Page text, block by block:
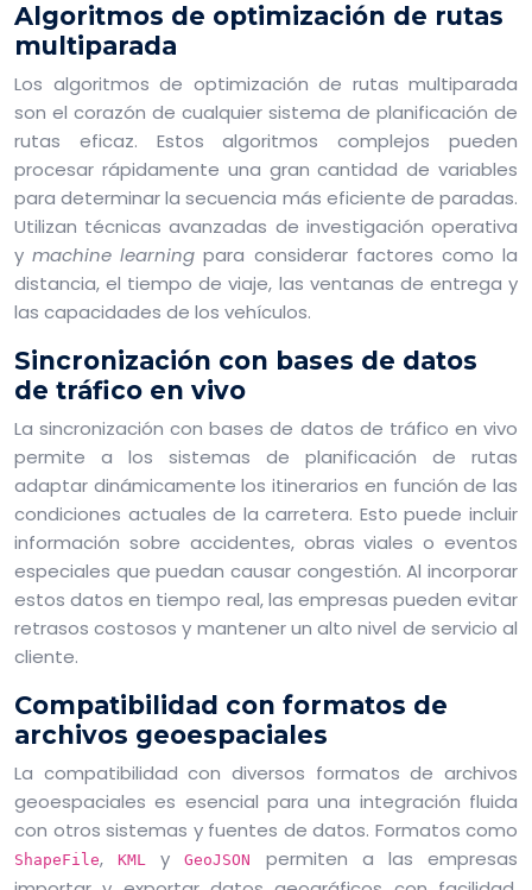
Algoritmos de optimización de rutas
multiparada
Los algoritmos de optimización de rutas multiparada
son el corazón de cualquier sistema de planificación de
rutas eficaz. Estos algoritmos complejos pueden
procesar rápidamente una gran cantidad de variables
para determinar la secuencia más eficiente de paradas.
Utilizan técnicas avanzadas de investigación operativa
ymachine learning para considerar factores como la
distancia, el tiempo de viaje, las ventanas de entrega y
las capacidades de los vehículos.
Sincronización con bases de datos
de tráfico en vivo
La sincronización con bases de datos de tráfico en vivo
permite a los sistemas de planificación de rutas
adaptar dinámicamente los itinerarios en función de las
condiciones actuales de la carretera. Esto puede incluir
información sobre accidentes, obras viales o eventos
especiales que puedan causar congestión. Al incorporar
estos datos en tiempo real, las empresas pueden evitar
retrasos costosos y mantener un alto nivel de servicio al
cliente.
Compatibilidad con formatos de
archivos geoespaciales
La compatibilidad con diversos formatos de archivos
geoespaciales es esencial para una integración fluida
con otros sistemas y fuentes de datos. Formatos como
ShapeFile,KML yGeoJSON
permiten a las empresas